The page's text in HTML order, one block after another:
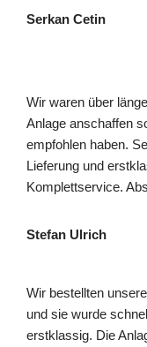
Serkan Cetin
Wir waren über
Anlage anschaffen
empfohlen haben.
Lieferung und
Komplettservice.
Stefan Ulrich
Wir bestellten
und sie wurde
erstklassig. Die